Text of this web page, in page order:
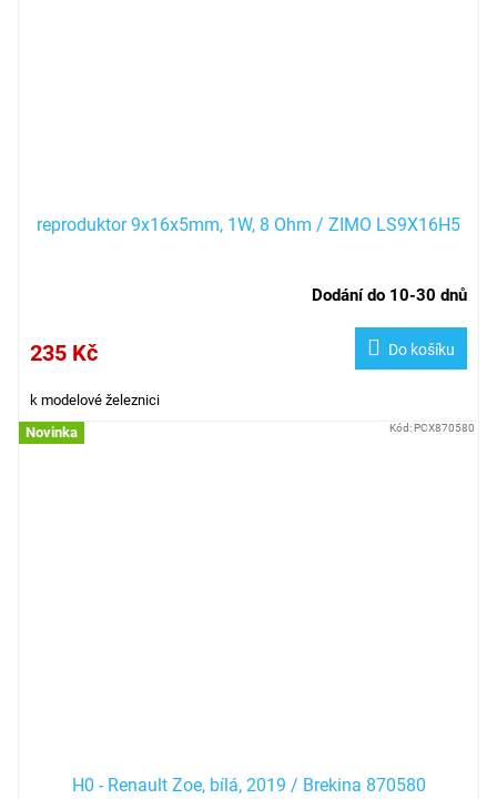
reproduktor 9x16x5mm, 1W, 8 Ohm / ZIMO LS9X16H5
Dodání do 10-30 dnů
235 Kč Do košíku
k modelové železnici
Novinka
H0 - Renault Zoe, bílá, 2019 / Brekina 870580
Kód: PCX870580